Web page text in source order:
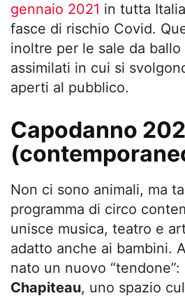
gennaio 2021 in tutta
fasce di rischio Covid.
inoltre per le sale da ballo
assimilati in cui si
aperti al pubblico.
Capodanno
Non ci sono animali, ma
programma di circo
unisce musica, teatro e
adatto anche ai bambini.
nato un nuovo “tendone”:
Chapiteau, uno spazio